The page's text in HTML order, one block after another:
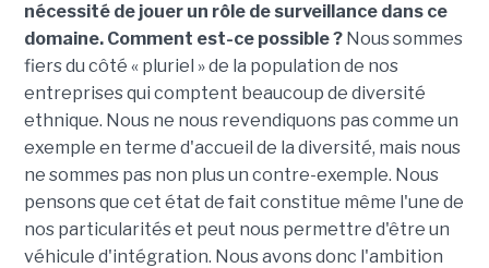
nécessité de jouer un rôle de surveillance dans ce
domaine. Comment est-ce possible ? Nous sommes
fiers du côté « pluriel » de la population de nos
entreprises qui comptent beaucoup de diversité
ethnique. Nous ne nous revendiquons pas comme un
exemple en terme d'accueil de la diversité, mais nous
ne sommes pas non plus un contre-exemple. Nous
pensons que cet état de fait constitue même l'une de
nos particularités et peut nous permettre d'être un
véhicule d'intégration. Nous avons donc l'ambition